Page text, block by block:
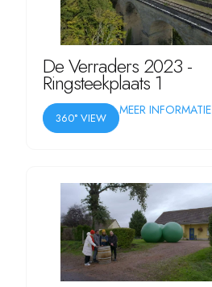
De Verraders 2023 -
Ringsteekplaats 1
360° VIEW
MEER INFORMATIE